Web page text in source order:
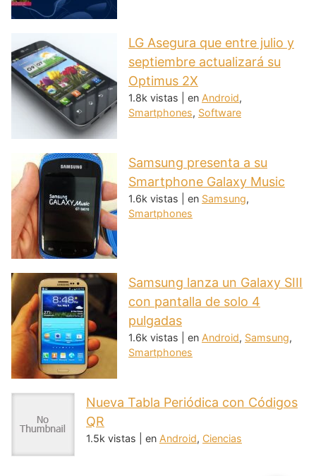
LG Asegura que entre julio y
septiembre actualizará su
Optimus 2X
1.8k vistas en Android,
Smartphones, Software
Samsung presenta a su
Smartphone Galaxy Music
1.6k vistas en Samsung,
Smartphones
Samsung lanza un Galaxy SIII
con pantalla de solo 4
pulgadas
1.6k vistas en Android, Samsung,
Smartphones
Nueva Tabla Periódica con Códigos
QR
1.5k vistas en Android, Ciencias